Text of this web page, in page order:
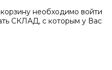
необходимо войти
СКЛАД, с которым у Вас